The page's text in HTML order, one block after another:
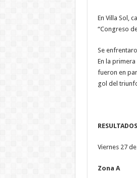
En Villa Sol,
“Congreso
Se
En la
fueron en
gol del
Viernes 27
Zona A